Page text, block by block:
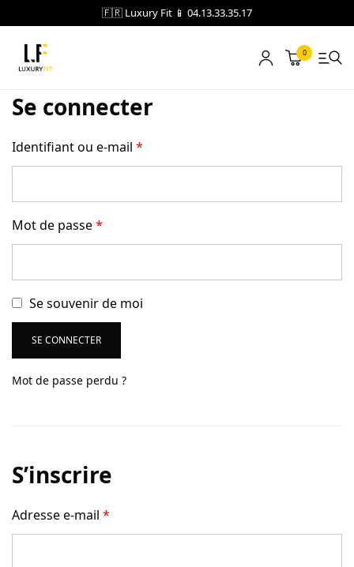
🇫🇷 Luxury Fit 📱 04.13.33.35.17
0
Se connecter
Identifiant ou e-mail*
Mot de passe*
Se souvenir de moi
SE CONNECTER
Mot de passe perdu ?
S’inscrire
Adresse e-mail*
LOCATION
NOTRE CATALOGUE
A PROPOS
CONTACT
Blog
Boutique
A propos